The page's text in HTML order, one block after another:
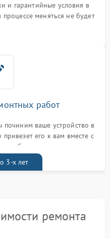
и гарантийные условия в
меняться не будет
работ
починим ваше устройство в
его к вам вместе с
бесплатно
3-х лет
ремонта